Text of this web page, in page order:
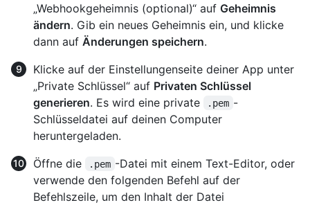
„Webhookgeheimnis (optional)“ auf Geheimnis
ändern. Gib ein neues Geheimnis ein, und klicke
dann auf Änderungen speichern.
Klicke auf der Einstellungenseite deiner App unter
„Private Schlüssel“ auf Privaten Schlüssel
generieren. Es wird eine private .pem -
Schlüsseldatei auf deinen Computer
heruntergeladen.
Öffne die
.pem -Datei mit einem Text-Editor, oder
verwende den folgenden Befehl auf der
Befehlszeile, um den Inhalt der Datei